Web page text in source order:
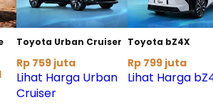
Toyota Urban Cruiser
Rp 759 juta
Lihat Harga Urban
Cruiser
Toyota bZ4X
Rp 799 juta
Lihat Harga